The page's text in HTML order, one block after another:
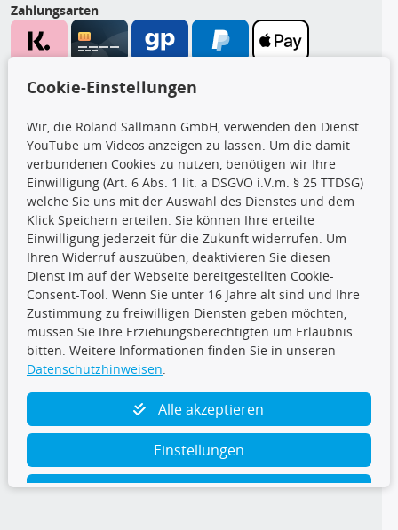
Zahlungsarten
CARAT Gruppe
Folge uns
TecDoc Inside
Cookie-Einstellungen
Wir, die Roland Sallmann GmbH, verwenden den Dienst
YouTube um Videos anzeigen zu lassen. Um die damit
verbundenen Cookies zu nutzen, benötigen wir Ihre
Einwilligung (Art. 6 Abs. 1 lit. a DSGVO i.V.m. § 25 TTDSG)
welche Sie uns mit der Auswahl des Dienstes und dem
Klick Speichern erteilen. Sie können Ihre erteilte
Einwilligung jederzeit für die Zukunft widerrufen. Um
Ihren Widerruf auszuüben, deaktivieren Sie diesen
Dienst im auf der Webseite bereitgestellten Cookie-
Consent-Tool. Wenn Sie unter 16 Jahre alt sind und Ihre
Zustimmung zu freiwilligen Diensten geben möchten,
müssen Sie Ihre Erziehungsberechtigten um Erlaubnis
bitten. Weitere Informationen finden Sie in unseren
Datenschutzhinweisen.
Alle akzeptieren
Einstellungen
Ablehnen